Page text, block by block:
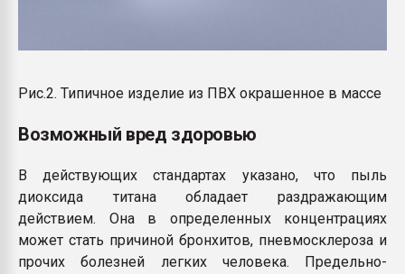
Рис.2. Типичное изделие из ПВХ окрашенное в массе
Возможный вред здоровью
В действующих стандартах указано, что пыль
диоксида титана обладает раздражающим
действием. Она в определенных концентрациях
может стать причиной бронхитов, пневмосклероза и
прочих болезней легких человека. Предельно-